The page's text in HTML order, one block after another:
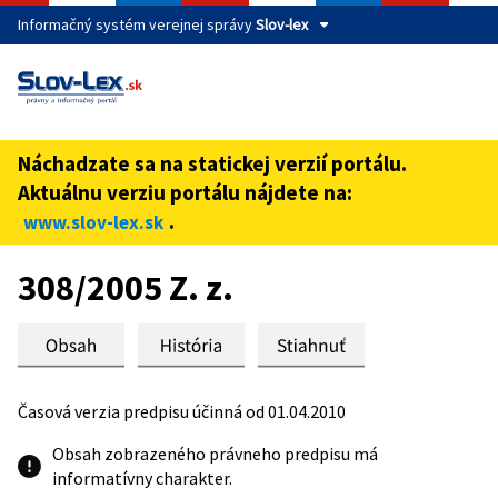
Informačný systém verejnej správySlov-lex
Táto stránka je zabezpečená
cez zabezpečenú webovú stránku verejnej správy SR.
Zabezpečená stránka vždy začína https:// pred názvom
domény webového sídla.
Náchadzate sa na statickej verzií portálu.
Aktuálnu verziu portálu nájdete na:
www.slov-lex.sk .
Preskoč na obsah
308/2005 Z. z.
Časová verzia predpisu účinná od 01.04.2010
Obsah zobrazeného právneho predpisu má
informatívny charakter.